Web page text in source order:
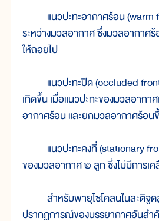
แนวปะทะอากาศร้อน (warm
ระหว่างมวลอากาศ ซึ่งมวลอากาศ
ให้ถอยไป
แนวปะทะปิด (occluded
เกิดขึ้น เมื่อแนวปะทะของมวลอากา
อากาศร้อน และยกมวลอากาศร้อน
แนวปะทะคงที่ (stationary
ของมวลอากาศ ๒ ลูก ซึ่งไม่มีการเ
สำหรับพายุไซโคลนในละติจูด
ปรากฏการณ์ของบรรยากาศอันสำ